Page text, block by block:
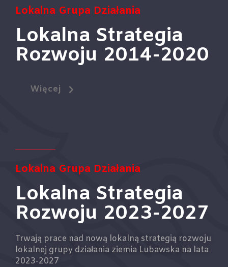
Lokalna Grupa Działania
Lokalna Strategia
Rozwoju 2014-2020
Więcej
Lokalna Grupa Działania
Lokalna Strategia
Rozwoju 2023-2027
Trwają prace nad nową lokalną strategią rozwoju
lokalnej grupy działania ziemia Lubawska na lata
2023-2027